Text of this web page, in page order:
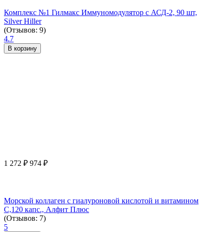
Комплекс №1 Гилмакс Иммуномодулятор с АСД-2, 90 шт,
Silver Hiller
(Отзывов: 9)
4.7
В корзину
1 272 ₽ 974 ₽
Морской коллаген с гиалуроновой кислотой и витамином
С,120 капс., Алфит Плюс
(Отзывов: 7)
5